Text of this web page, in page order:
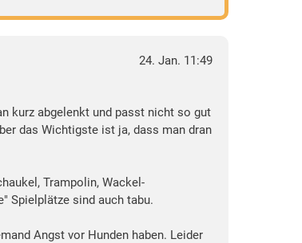
24. Jan. 11:49
kurz abgelenkt und passt nicht so gut
das Wichtigste ist ja, dass man dran
Trampolin, Wackel-
Spielplätze sind auch tabu.
Angst vor Hunden haben. Leider